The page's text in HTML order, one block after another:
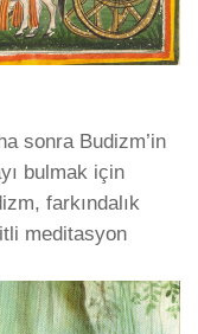
sonra Budizm’in
bulmak için
farkındalık
meditasyon